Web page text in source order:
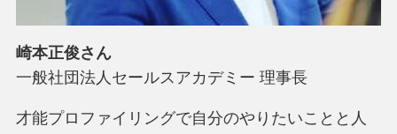
崎本正俊さん
一般社団法人セールスアカデミー 理事長
才能プロファイリングで自分のやりたいことと人